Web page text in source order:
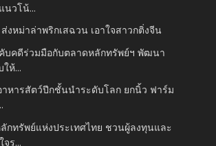
นวโน้...
งหม่าล่าพริกเสฉวน เอาใจสาวกติ่งจีน
บคดีร่วมมือกับตลาดหลักทรัพย์ฯ พัฒนา
ห้...
าหารสัตว์ปีกชั้นนำระดับโลก ยกนิ้ว ฟาร์ม
กทรัพย์แห่งประเทศไทย ชวนผู้ลงทุนและ
ร...